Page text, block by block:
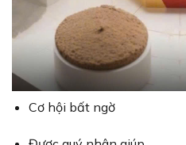
Cơ hội bất ngờ